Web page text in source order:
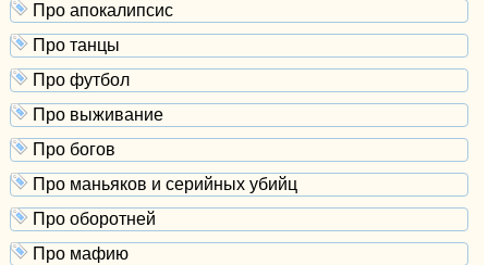
Про апокалипсис
Про танцы
Про футбол
Про выживание
Про богов
Про маньяков и серийных убийц
Про оборотней
Про мафию